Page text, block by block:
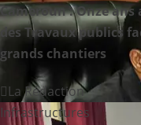
t
i
o
n
Cameroun : Onze
des Travaux publics
grands chantiers
La Rédaction
Infrastructures